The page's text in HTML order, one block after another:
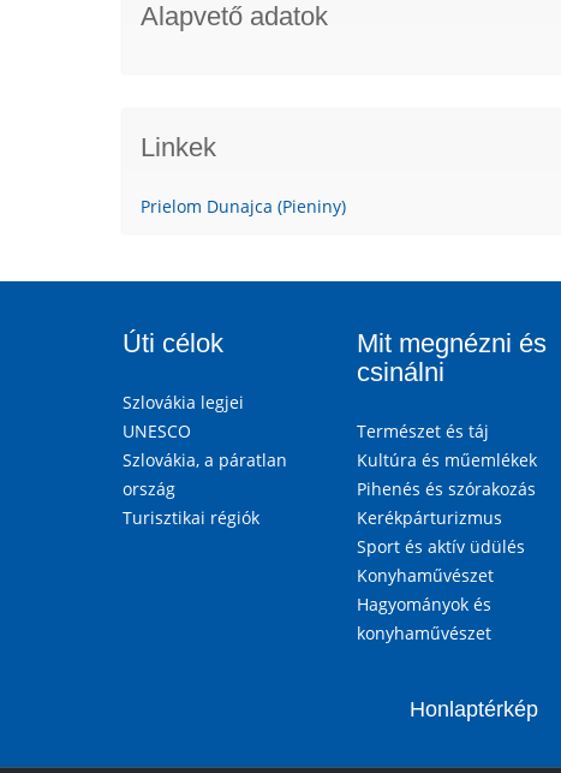
Alapvető adatok
Linkek
Prielom Dunajca (Pieniny)
Úti célok
Szlovákia legjei
UNESCO
Szlovákia, a páratlan
ország
Turisztikai régiók
Mit megnézni és
csinálni
Természet és táj
Kultúra és műemlékek
Pihenés és szórakozás
Kerékpárturizmus
Sport és aktív üdülés
Konyhaművészet
Hagyományok és
konyhaművészet
Honlaptérkép